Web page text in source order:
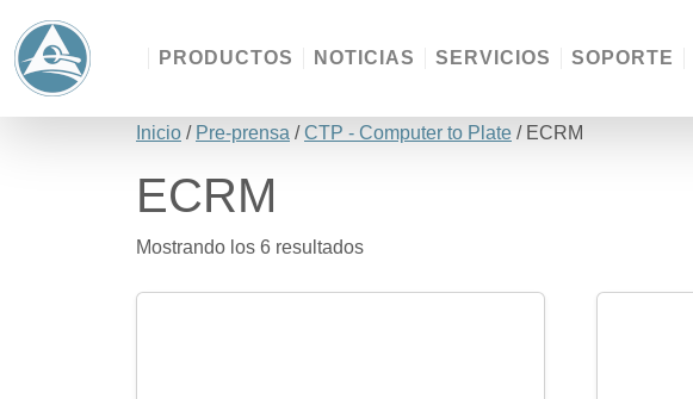
PRODUCTOS NOTICIAS SERVICIOS SOPORTE
Inicio / Pre-prensa /CTP - Computer to Plate / ECRM
ECRM
Mostrando los 6 resultados